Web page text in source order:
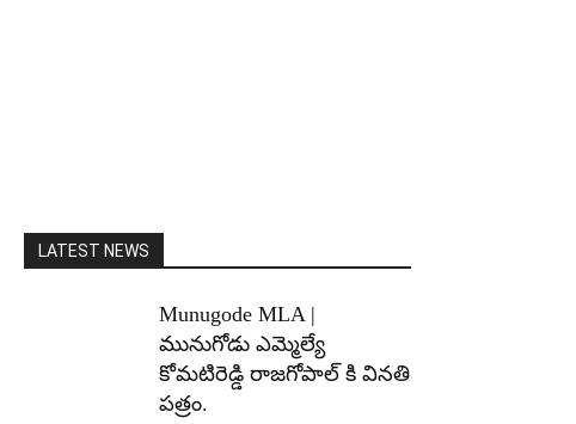
LATEST NEWS
Munugode MLA |
మునుగోడు ఎమ్మెల్యే
కోమటిరెడ్డి రాజగోపాల్ కి వినతి
పత్రం.